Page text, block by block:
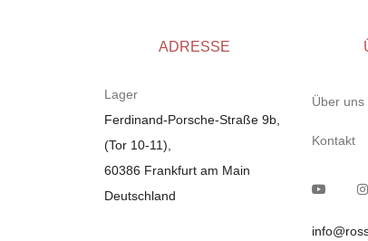
ADRESSE
Lager
Ferdinand-Porsche-Straße 9b,
(Tor 10-11),
60386 Frankfurt am Main
Deutschland
Über uns
Kontakt